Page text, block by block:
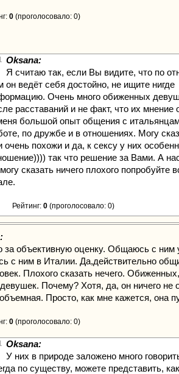
0 (проголосовало: 0)
Oksana:
Я считаю так, если Вы видите, что по
он ведёт себя достойно, не ищите нигде
Очень много обиженных
расставаний и не факт, что их мнение
большой опыт общения с
по дружбе и в отношениях. Могу
очень похожи и да, к сексу у них
так что решение за Вами. А
сказать ничего плохого попробуйте
Рейтинг: 0 (проголосовало: 0)
за объективную оценку. Общаюсь с ним
с ним в Италии. Да,действительно
Плохого сказать нечего.
девушек. Почему? Хотя, да, он ничего не
Просто, как мне кажется, она
0 (проголосовало: 0)
Oksana:
У них в природе заложено много
по существу, можете представить,